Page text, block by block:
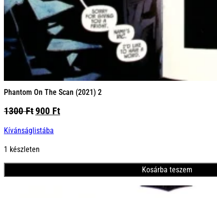
Phantom On The Scan (2021) 2
1300FtOriginal
was:
900 FtCurrent
Kívánságlistába
1 készleten
Kosárba teszem